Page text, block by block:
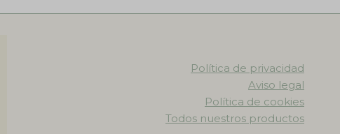
Política de privacidad
Aviso legal
Política de cookies
Todos nuestros productos